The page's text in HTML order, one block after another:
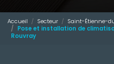
Accueil Secteur
Saint-Étienne-
Pose et installation de
Rouvray